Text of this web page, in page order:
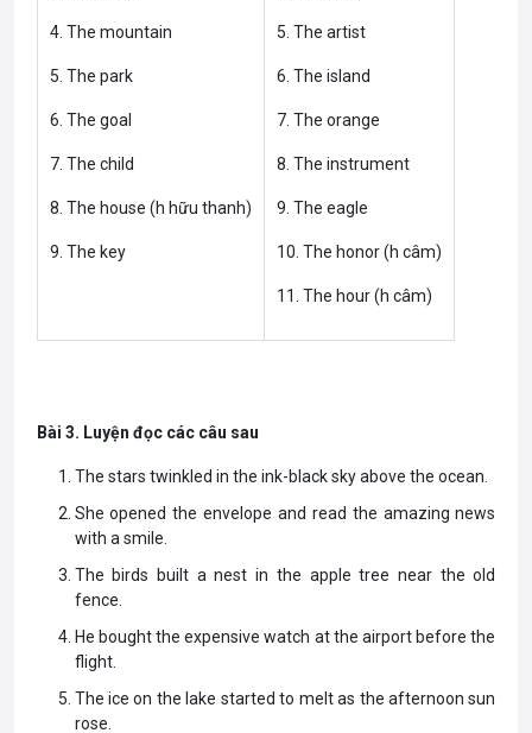
4. The mountain
5. The park
6. The goal
7. The child
8. The house (h hữu thanh)
9. The key
5. The artist
6. The island
7. The orange
8. The instrument
9. The eagle
10. The honor (h câm)
11. The hour (h câm)
Bài 3. Luyện đọc các câu sau
The stars twinkled in the ink-black sky above the ocean.
She opened the envelope and read the amazing news
with a smile.
The birds built a nest in the apple tree near the old
fence.
He bought the expensive watch at the airport before the
flight.
The ice on the lake started to melt as the afternoon sun
rose.